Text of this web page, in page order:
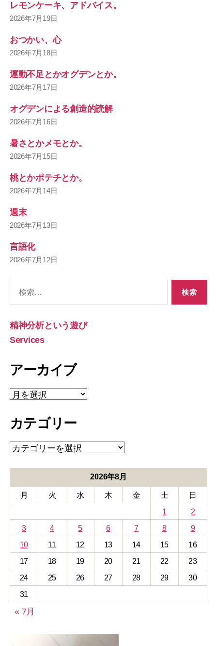
レモンケーキ、アドバイス。
2026年7月19日
おつかい、心
2026年7月18日
運動不足とかオグデンとか。
2026年7月17日
オグデンによる創造的読解
2026年7月16日
暑さとかメモとか。
2026年7月15日
桃とかポテチとか。
2026年7月14日
週末
2026年7月13日
言語化
2026年7月12日
象:
精神分析という遊び
Services
アーカイブ
ア
ー
イ
カテゴリー
カ
テ
ー
2026年8月
月 火 水 木 金 土
日
1
2
3
4 5 6 7 8
9
10
11 12 13 14 15
16
17
18 19 20 21 22
23
24
25 26 27 28 29
30
31
« 7月